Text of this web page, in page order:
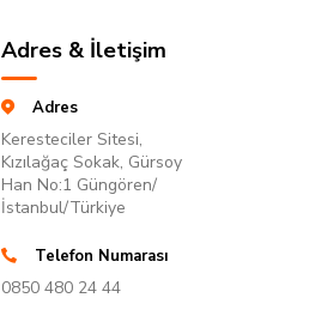
Adres & İletişim
Adres
Keresteciler Sitesi,
Kızılağaç Sokak, Gürsoy
Han No:1 Güngören/
İstanbul/Türkiye
Telefon Numarası
0850 480 24 44